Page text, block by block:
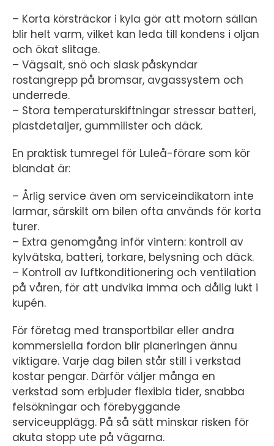
– Korta körsträckor i kyla gör att motorn sällan
blir helt varm, vilket kan leda till kondens i oljan
och ökat slitage.
– Vägsalt, snö och slask påskyndar
rostangrepp på bromsar, avgassystem och
underrede.
– Stora temperaturskiftningar stressar batteri,
plastdetaljer, gummilister och däck.
En praktisk tumregel för Luleå-förare som kör
blandat är:
– Årlig service även om serviceindikatorn inte
larmar, särskilt om bilen ofta används för korta
turer.
– Extra genomgång inför vintern: kontroll av
kylvätska, batteri, torkare, belysning och däck.
– Kontroll av luftkonditionering och ventilation
på våren, för att undvika imma och dålig lukt i
kupén.
För företag med transportbilar eller andra
kommersiella fordon blir planeringen ännu
viktigare. Varje dag bilen står still i verkstad
kostar pengar. Därför väljer många en
verkstad som erbjuder flexibla tider, snabba
felsökningar och förebyggande
serviceupplägg. På så sätt minskar risken för
akuta stopp ute på vägarna.